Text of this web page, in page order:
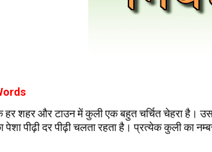
हर शहर और टाउन में कुली एक बहुत चर्चित चेहरा है।
पेशा पीढ़ी दर पीढ़ी चलता रहता है। प्रत्येक कुली का